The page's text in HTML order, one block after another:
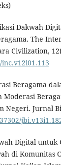
Dakwah
The
Civilization,
Beragama
Moderasi
Negeri. Jurnal
Digital untuk
di Komunitas